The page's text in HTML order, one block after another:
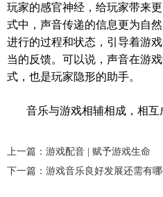
玩家的感官神经，给玩家带来
式中，声音传递的信息更为自
进行的过程和状态，引导着游
当的反馈。可以说，声音在游
式，也是玩家隐形的助手。
音乐与游戏相辅相成，相互
上一篇：游戏配音 | 赋予游戏生命
下一篇：游戏音乐良好发展还需有哪